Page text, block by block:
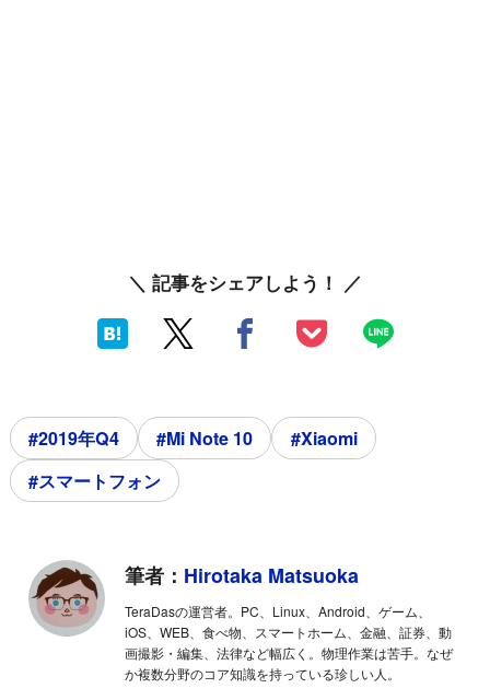
＼ 記事をシェアしよう！ ／
#2019年Q4 #Mi Note 10
#Xiaomi
#スマートフォン
筆者： Hirotaka Matsuoka
TeraDasの運営者。PC、Linux、Android、ゲーム、
iOS、WEB、食べ物、スマートホーム、金融、証券、動
画撮影・編集、法律など幅広く。物理作業は苦手。なぜ
か複数分野のコア知識を持っている珍しい人。